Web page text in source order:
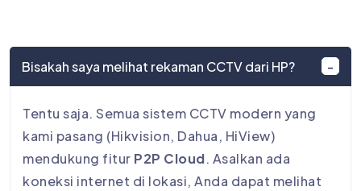
Bisakah saya melihat rekaman CCTV dari HP?
Tentu saja. Semua sistem CCTV modern yang
kami pasang (Hikvision, Dahua, HiView)
mendukung fitur P2P Cloud. Asalkan ada
koneksi internet di lokasi, Anda dapat melihat